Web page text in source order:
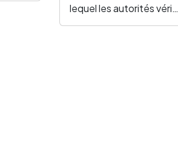
lequel les autorités véri…